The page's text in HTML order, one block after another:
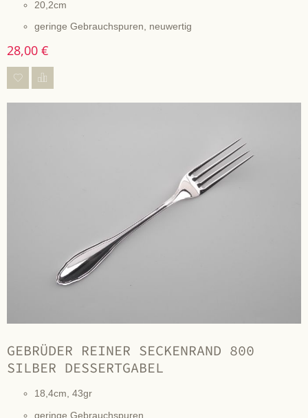
20,2cm
geringe Gebrauchspuren, neuwertig
28,00 €
GEBRÜDER REINER SECKENRAND 800
SILBER DESSERTGABEL
18,4cm, 43gr
geringe Gebrauchspuren